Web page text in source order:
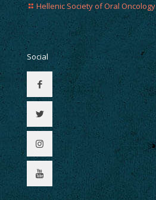
Hellenic Society of Oral Oncology
Social